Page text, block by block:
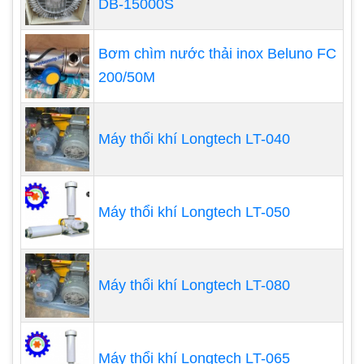
góp phần cải thiện và nâng cao sự phát triển của
sinh vạt có lợi và vật thể sống trong nước khỏe
mạnh và phát triển tốt.
Dù hiện tại loại máy này cũng được sử dụng phổ
biến nhưng vẫn còn nhiều người chưa biết đến
hoặc còn băn khoăn về công dụng cũng như đặc
điểm của nó.
Cấu tạo
Hiện nay, ngoài thị trường có nhiều loại máy thổi
khí được sản xuất từ nhiều nước khác nhau, mỗi
thương hiệu đều có ưu điểm riêng. Máy thổi khí là
thiết bị được tích hợp ngay từ quá trình lắp ráp, cài
đặt hệ thống xử lý nước thải giúp cải thiện tỷ lệ
DB-15000S
Bơm chìm nước thải inox Beluno FC
200/50M
Máy thổi khí Longtech LT-040
Máy thổi khí Longtech LT-050
Máy thổi khí Longtech LT-080
Máy thổi khí Longtech LT-065